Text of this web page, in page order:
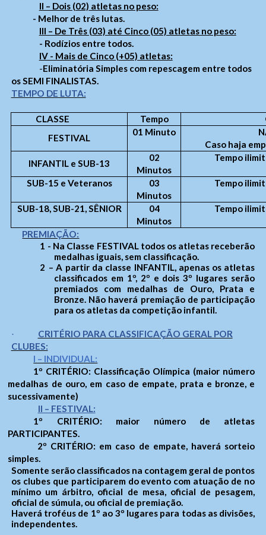
II – Dois (02) atletas no peso:
- Melhor de três lutas.
III – De Três (03) até Cinco (05) atletas no peso:
- Rodízios entre todos.
IV - Mais de Cinco (+05) atletas:
-Eliminatória Simples com repescagem entre todos
os SEMI FINALISTAS.
TEMPO DE LUTA:
CLASSE Tempo
FESTIVAL
01 Minuto
Caso haja
INFANTIL e SUB-13
02
Minutos
Tempo
SUB-15 e Veteranos
03
Minutos
Tempo
SUB-18, SUB-21, SÊNIOR
04
Minutos
Tempo
PREMIAÇÃO:
1 - Na Classe FESTIVAL todos os atletas receberão
medalhas iguais, sem classificação.
2 – A partir da classe INFANTIL, apenas os atletas
classificados em 1º, 2º e dois 3º lugares serão
premiados com medalhas de Ouro, Prata e
Bronze. Não haverá premiação de participação
para os atletas da competição infantil.
·
CRITÉRIO PARA CLASSIFICAÇÃO GERAL POR
CLUBES:
I – INDIVIDUAL:
1º CRITÉRIO: Classificação Olímpica (maior número
medalhas de ouro, em caso de empate, prata e bronze, e
sucessivamente)
II – FESTIVAL:
1º CRITÉRIO: maior número de atletas
PARTICIPANTES.
2º CRITÉRIO: em caso de empate, haverá sorteio
simples.
Somente serão classificados na contagem geral de pontos
os clubes que participarem do evento com atuação de no
mínimo um árbitro, oficial de mesa, oficial de pesagem,
oficial de súmula, ou oficial de premiação.
Haverá troféus de 1º ao 3º lugares para todas as divisões,
independentes.